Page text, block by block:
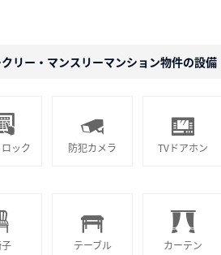
リー・マンスリーマンション物件の設備
ック 防犯カメラ TVドアホン
テーブル カーテン